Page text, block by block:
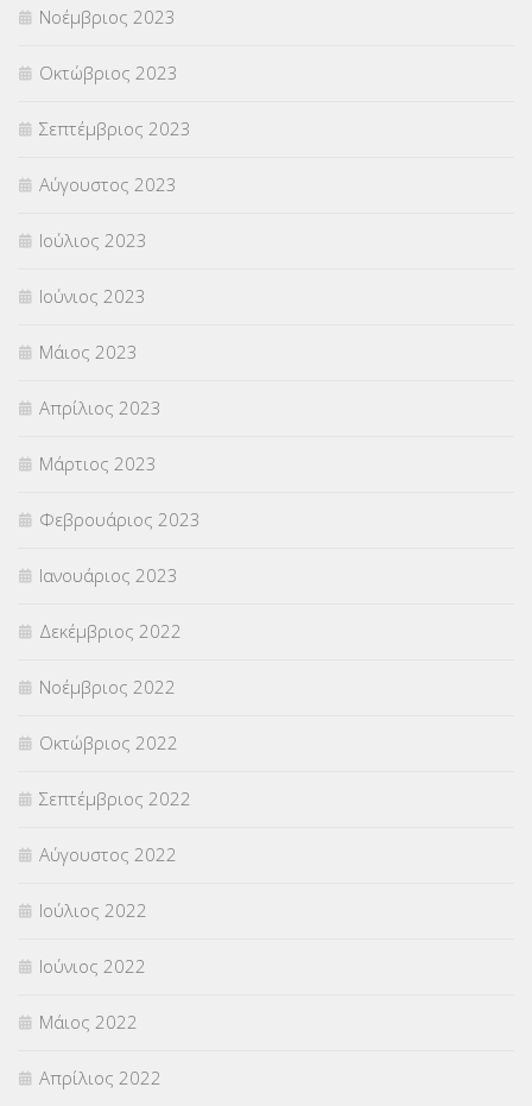
Νοέμβριος 2023
Οκτώβριος 2023
Σεπτέμβριος 2023
Αύγουστος 2023
Ιούλιος 2023
Ιούνιος 2023
Μάιος 2023
Απρίλιος 2023
Μάρτιος 2023
Φεβρουάριος 2023
Ιανουάριος 2023
Δεκέμβριος 2022
Νοέμβριος 2022
Οκτώβριος 2022
Σεπτέμβριος 2022
Αύγουστος 2022
Ιούλιος 2022
Ιούνιος 2022
Μάιος 2022
Απρίλιος 2022